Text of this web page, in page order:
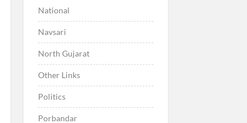
National
Navsari
North Gujarat
Other Links
Politics
Porbandar